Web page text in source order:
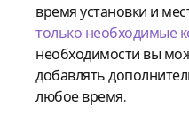
время установки и
только необходимые
необходимости вы
добавлять
любое время.